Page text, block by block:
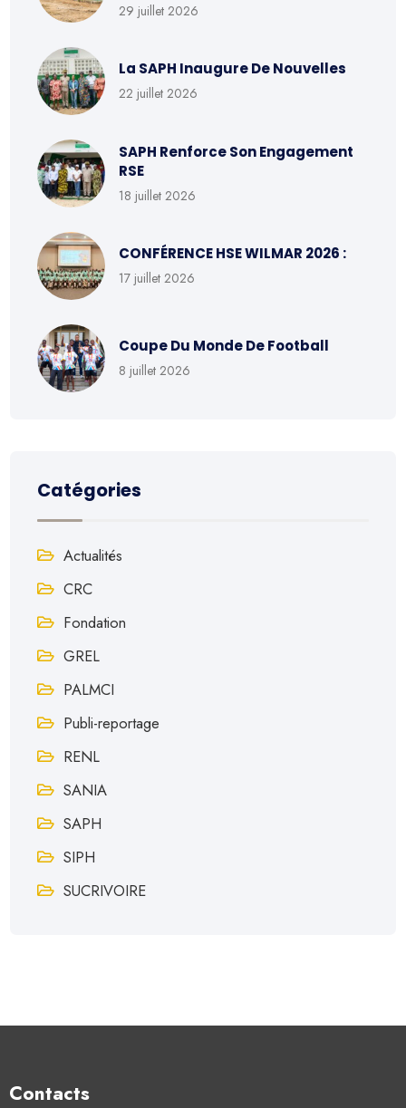
29 juillet 2026
La SAPH Inaugure De Nouvelles
22 juillet 2026
SAPH Renforce Son Engagement
RSE
18 juillet 2026
CONFÉRENCE HSE WILMAR 2026 :
17 juillet 2026
Coupe Du Monde De Football
8 juillet 2026
Catégories
Actualités
CRC
Fondation
GREL
PALMCI
Publi-reportage
RENL
SANIA
SAPH
SIPH
SUCRIVOIRE
Contacts